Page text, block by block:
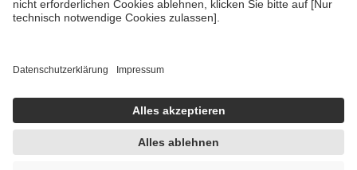
• Harn- und Blutteststreifen
getroffen, um sicherzustellen, dass es sich um echte Bewertungen
https://help.etrusted.com/hc/de/articles/4419944605341
Einige Bilder und Inhalte wurden unter Zuhilfenahme künstlicher